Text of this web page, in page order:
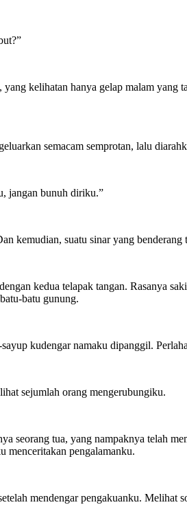
yang kelihatan hanya gelap malam
semacam semprotan, lalu
jangan bunuh diriku.”
kemudian, suatu sinar yang
kedua telapak tangan. Rasanya
batu gunung.
kudengar namaku dipanggil.
sejumlah orang mengerubungiku.
seorang tua, yang nampaknya telah
menceritakan pengalamanku.
mendengar pengakuanku. Melihat